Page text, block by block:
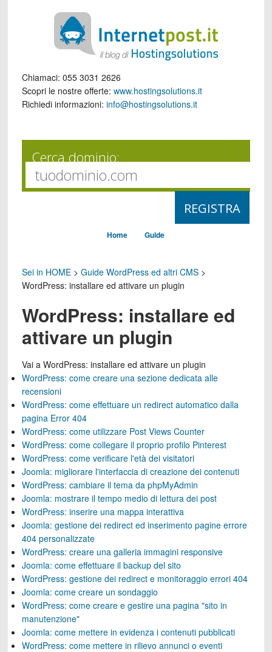
Chiamaci: 055 3031 2626
Scopri le nostre offerte: www.hostingsolutions.it
Richiedi informazioni: info@hostingsolutions.it
Cerca dominio:
Home Guide
Sei in HOME> Guide WordPress ed altri CMS>
WordPress: installare ed attivare un plugin
WordPress: installare ed
attivare un plugin
Vai a WordPress: installare ed attivare un plugin
WordPress: come creare una sezione dedicata alle
recensioni
WordPress: come effettuare un redirect automatico dalla
pagina Error 404
WordPress: come utilizzare Post Views Counter
WordPress: come collegare il proprio profilo Pinterest
WordPress: come verificare l'età dei visitatori
Joomla: migliorare l'interfaccia di creazione dei contenuti
WordPress: cambiare il tema da phpMyAdmin
Joomla: mostrare il tempo medio di lettura dei post
WordPress: inserire una mappa interattiva
Joomla: gestione dei redirect ed inserimento pagine errore
404 personalizzate
WordPress: creare una galleria immagini responsive
Joomla: come effettuare il backup del sito
WordPress: gestione dei redirect e monitoraggio errori 404
Joomla: come creare un sondaggio
WordPress: come creare e gestire una pagina "sito in
manutenzione"
Joomla: come mettere in evidenza i contenuti pubblicati
WordPress: come mettere in rilievo annunci o eventi